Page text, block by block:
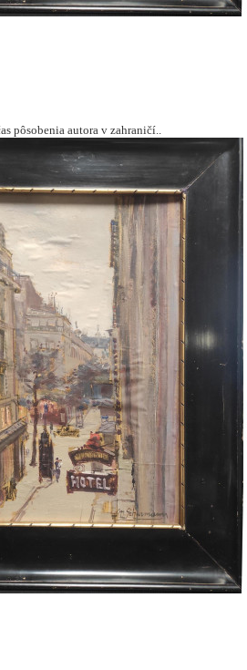
pôsobenia autora v zahraničí..